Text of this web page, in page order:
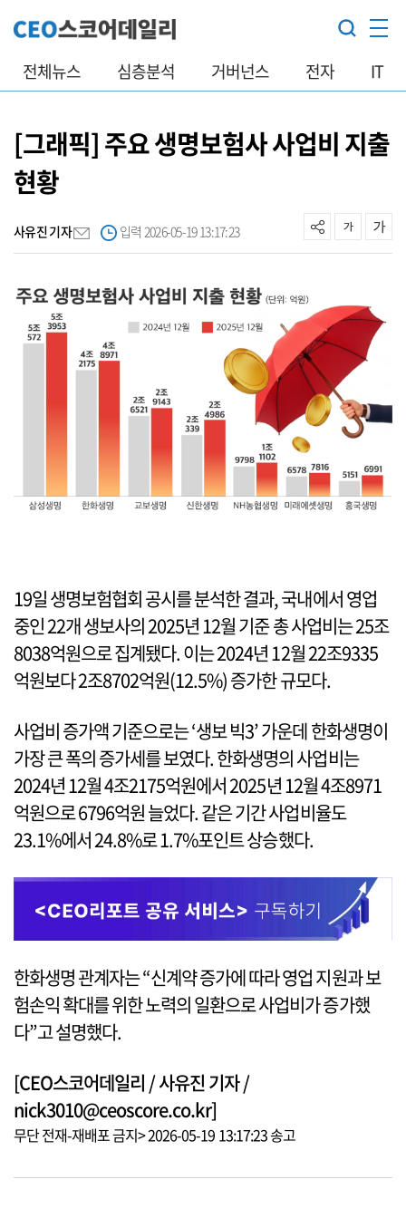
전체뉴스 심층분석 거버넌스 전자 IT
[그래픽] 주요 생명보험사 사업비 지출
현황
사유진 기자 입력 2026-05-19 13:17:23
19일 생명보험협회 공시를 분석한 결과, 국내에서 영업
중인 22개 생보사의 2025년 12월 기준 총 사업비는 25조
8038억원으로 집계됐다. 이는 2024년 12월 22조9335
억원보다 2조8702억원(12.5%) 증가한 규모다.
사업비 증가액 기준으로는 ‘생보 빅3’ 가운데 한화생명이
가장 큰 폭의 증가세를 보였다. 한화생명의 사업비는
2024년 12월 4조2175억원에서 2025년 12월 4조8971
억원으로 6796억원 늘었다. 같은 기간 사업비율도
23.1%에서 24.8%로 1.7%포인트 상승했다.
한화생명 관계자는 “신계약 증가에 따라 영업 지원과 보
험손익 확대를 위한 노력의 일환으로 사업비가 증가했
다”고 설명했다.
[CEO스코어데일리 / 사유진 기자 /
nick3010@ceoscore.co.kr]
무단 전재-재배포 금지> 2026-05-19 13:17:23 송고